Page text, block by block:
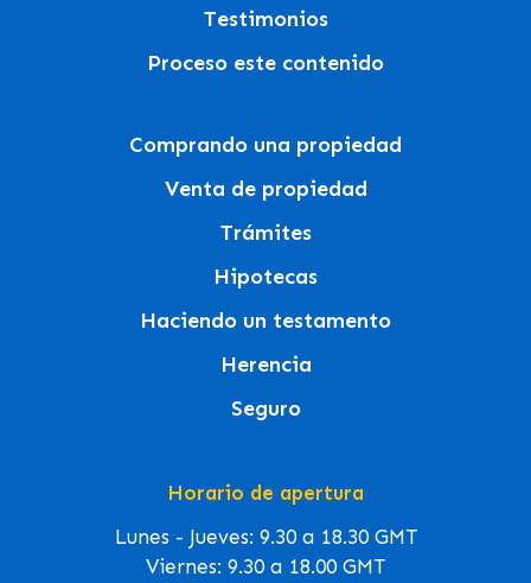
Testimonios
Proceso este contenido
Comprando una propiedad
Venta de propiedad
Trámites
Hipotecas
Haciendo un testamento
Herencia
Seguro
Horario de apertura
Lunes - Jueves: 9.30 a 18.30 GMT
Viernes: 9.30 a 18.00 GMT